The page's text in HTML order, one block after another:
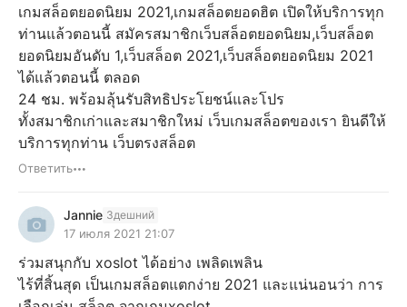
เกมสล็อตยอดนิยม 2021,เกมสล็อตยอดฮิต เปิดให้บริการทุก
ท่านแล้วตอนนี้ สมัครสมาชิกเว็บสล็อตยอดนิยม,เว็บสล็อต
ยอดนิยมอันดับ 1,เว็บสล็อต 2021,เว็บสล็อตยอดนิยม 2021
ได้แล้วตอนนี้ ตลอด
24 ชม. พร้อมลุ้นรับสิทธิประโยชน์และโปร
ทั้งสมาชิกเก่าและสมาชิกใหม่ เว็บเกมสล็อตของเรา ยินดีให้
บริการทุกท่าน เว็บตรงสล็อต
Ответить
Jannie Здешний
17 июля 2021 21:07
ร่วมสนุกกับ xoslot ได้อย่าง เพลิดเพลิน
ไร้ที่สิ้นสุด เป็นเกมสล็อตแตกง่าย 2021 และแน่นอนว่า การ